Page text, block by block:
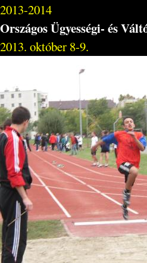
2013-2014
Országos Ügyességi- és
2013. október 8-9.